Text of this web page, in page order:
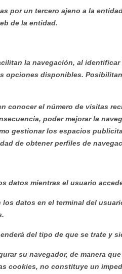
por un tercero ajeno a la
de la entidad.
la navegación, al
opciones disponibles.
conocer el número de visitas
poder mejorar la
gestionar los espacios
de obtener perfiles de
datos mientras el usuario
datos en el terminal del
del tipo de que se trate y
su navegador, de manera
cookies, no constituye un